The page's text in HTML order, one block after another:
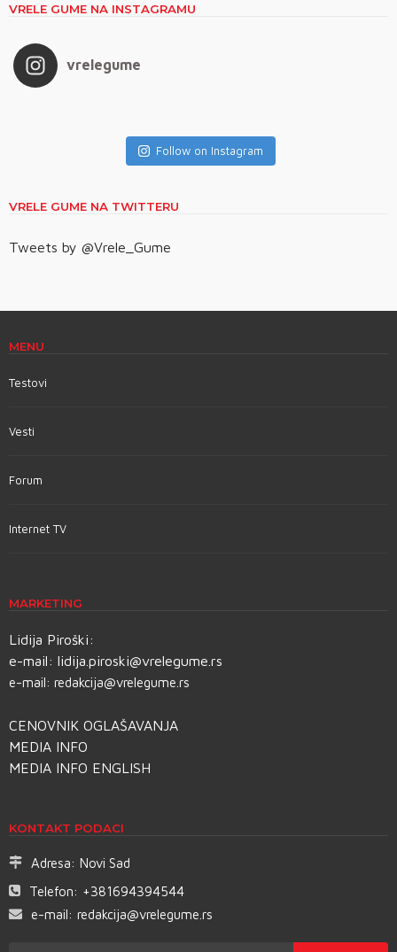
VRELE GUME NA INSTAGRAMU
vrelegume
Follow on Instagram
VRELE GUME NA TWITTERU
Tweets by @Vrele_Gume
MENU
Testovi
Vesti
Forum
Internet TV
MARKETING
Lidija Piroški:
e-mail: lidija.piroski@vrelegume.rs
e-mail: redakcija@vrelegume.rs
CENOVNIK OGLAŠAVANJA
MEDIA INFO
MEDIA INFO ENGLISH
KONTAKT PODACI
Adresa: Novi Sad
Telefon: +381694394544
e-mail: redakcija@vrelegume.rs